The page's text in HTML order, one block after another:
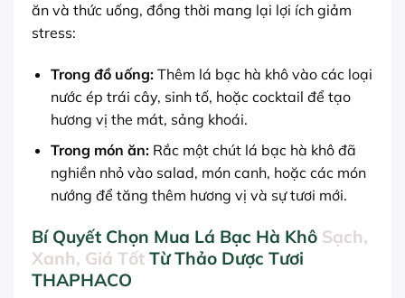
ăn và thức uống, đồng thời mang lại lợi ích giảm
stress:
Trong đồ uống:Thêm lá bạc hà khô vào các loại
nước ép trái cây, sinh tố, hoặc cocktail để tạo
hương vị the mát, sảng khoái.
Trong món ăn:Rắc một chút lá bạc hà khô đã
nghiền nhỏ vào salad, món canh, hoặc các món
nướng để tăng thêm hương vị và sự tươi mới.
Bí Quyết Chọn Mua Lá Bạc Hà Khô Sạch,
Xanh, Giá Tốt Từ Thảo Dược Tươi
THAPHACO